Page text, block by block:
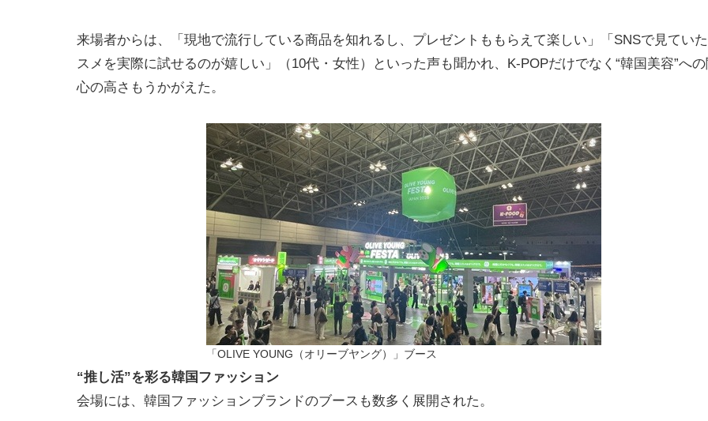
来場者からは、「現地で流行している商品を知れるし、プレゼントももらえて楽しい」「SNSで見てい
スメを実際に試せるのが嬉しい」（10代・女性）といった声も聞かれ、K-POPだけでなく“韓国美容”へ
心の高さもうかがえた。
「OLIVE YOUNG（オリーブヤング）」ブース
“推し活”を彩る韓国ファッション
会場には、韓国ファッションブランドのブースも数多く展開された。